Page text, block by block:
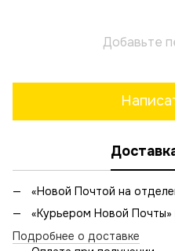
Добавьте
«Новой Почтой на
«Курьером Новой Почты»
Подробнее о доставке